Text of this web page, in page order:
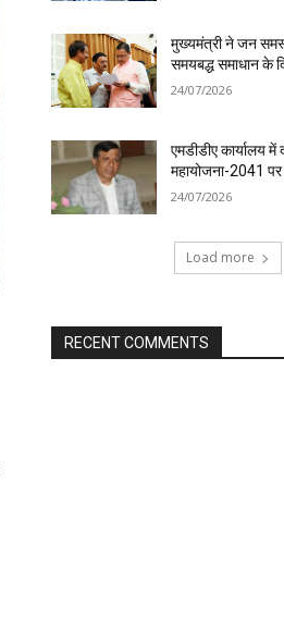
मुख्यमंत्री ने जन
समयबद्ध समाधान के
24/07/2026
एमडीडीए कार्यालय में
महायोजना-2041
24/07/2026
Load more
RECENT COMMENTS